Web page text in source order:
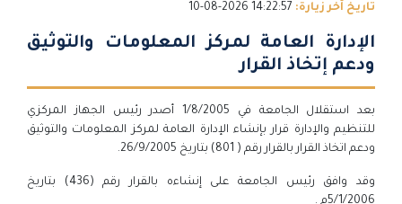
تاريخ آخر زيارة: 14:22:57 2026-08-10
الإدارة العامة لمركز المعلومات والتوثيق
ودعم إتخاذ القرار
بعد استقلال الجامعة في 1/8/2005 أصدر رئيس الجهاز المركزي
للتنظيم والإدارة قرار بإنشاء الإدارة العامة لمركز المعلومات والتوثيق
ودعم اتخاذ القرار بالقرار رقم ( 801) بتاريخ 26/9/2005.
وقد وافق رئيس الجامعة على إنشاءه بالقرار رقم (436) بتاريخ
5/1/2006م .